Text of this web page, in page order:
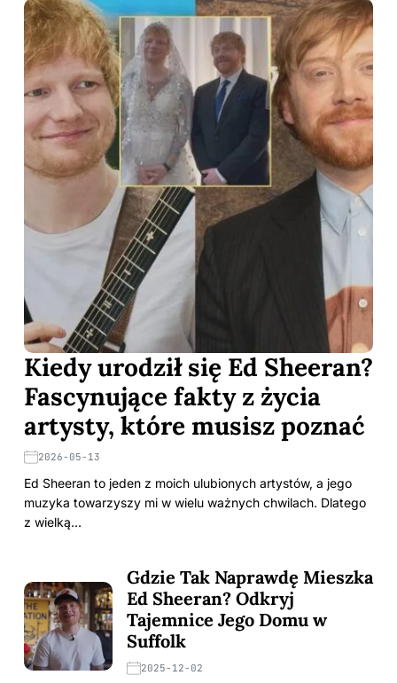
Kiedy urodził się Ed Sheeran?
Fascynujące fakty z życia
artysty, które musisz poznać
2026-05-13
Ed Sheeran to jeden z moich ulubionych artystów, a jego
muzyka towarzyszy mi w wielu ważnych chwilach. Dlatego
z wielką…
Gdzie Tak Naprawdę Mieszka
Ed Sheeran? Odkryj
Tajemnice Jego Domu w
Suffolk
2025-12-02